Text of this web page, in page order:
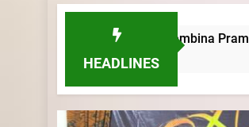
HEADLINES
Pembina Pramuka Mahir Tingkat